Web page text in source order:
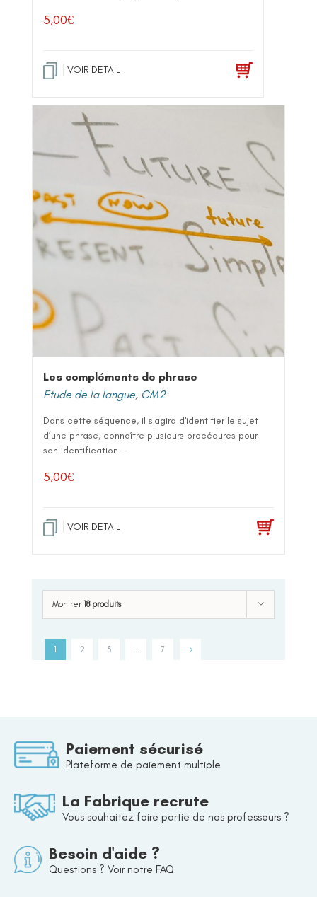
5,00€
VOIR DETAIL
Les compléments de phrase
Etude de la langue, CM2
Dans cette séquence, il s'agira d'identifier le sujet
d’une phrase, connaître plusieurs procédures pour
son identification....
5,00€
VOIR DETAIL
Montrer 18 produits
1 2 3 … 7
Paiement sécurisé
Plateforme de paiement multiple
La Fabrique recrute
Vous souhaitez faire partie de nos professeurs ?
Besoin d'aide ?
Questions ? Voir notre FAQ